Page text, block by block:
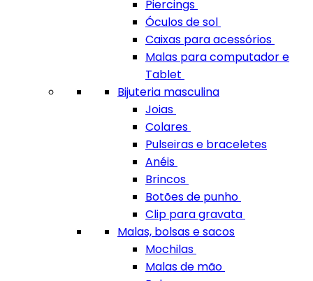
Piercings
Óculos de sol
Caixas para acessórios
Malas para computador e
Tablet
Bijuteria masculina
Joias
Colares
Pulseiras e braceletes
Anéis
Brincos
Botões de punho
Clip para gravata
Malas, bolsas e sacos
Mochilas
Malas de mão